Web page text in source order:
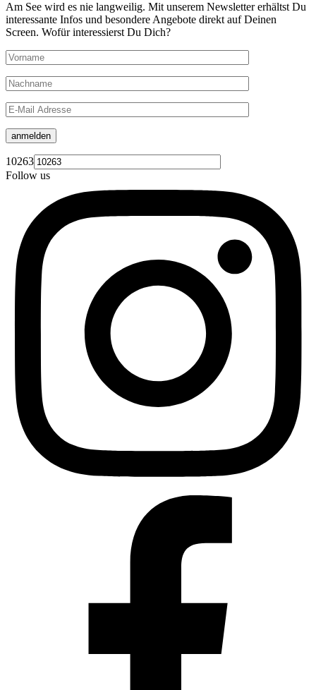
Am See wird es nie langweilig. Mit unserem Newsletter erhältst Du
interessante Infos und besondere Angebote direkt auf Deinen
Screen. Wofür interessierst Du Dich?
anmelden
10263
Follow us